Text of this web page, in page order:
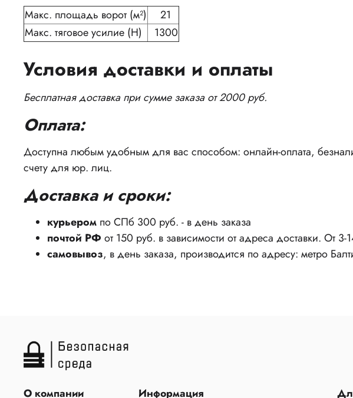
Макс. площадь ворот (м²)
21
Макс. тяговое усилие (Н)
1300
Условия доставки и оплаты
Бесплатная доставка при сумме заказа от 2000 руб.
Оплата:
Доступна любым удобным для вас способом: онлайн-оплата,
счету для юр. лиц.
Доставка и сроки:
курьером по СПб 300 руб. - в день заказа
почтой РФ от 150 руб. в зависимости от адреса доставки. От
самовывоз, в день заказа, производится по адресу: метро
О компании Информация